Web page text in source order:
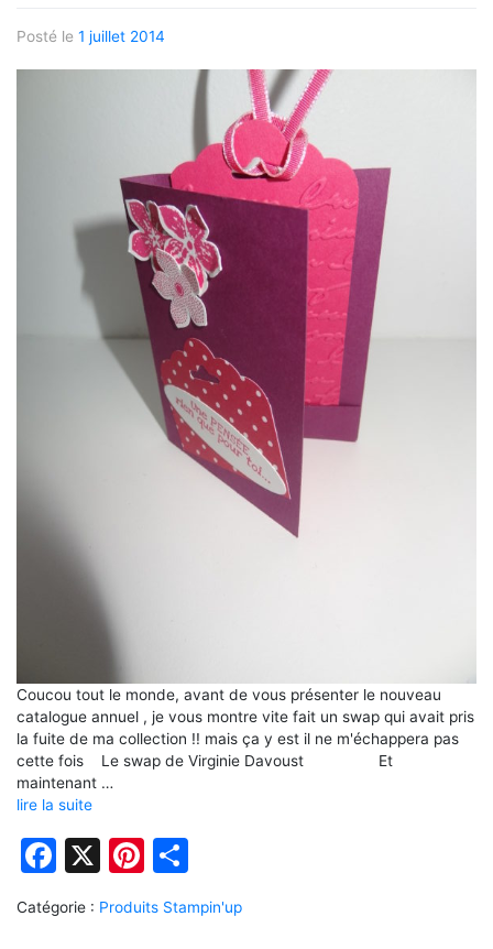
Posté le 1 juillet 2014
Coucou tout le monde, avant de vous présenter le nouveau
catalogue annuel , je vous montre vite fait un swap qui avait pris
la fuite de ma collection !! mais ça y est il ne m'échappera pas
cette fois Le swap de Virginie Davoust Et
maintenant …
lire la suite
Facebook
X Pinterest
Catégorie : Produits Stampin'up